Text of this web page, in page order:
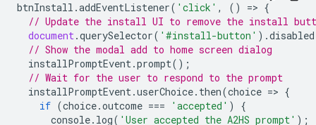
btnInstall .addEventListener( 'click' , () => {
// Update the install UI to remove the install
document.querySelector( '#install-button' ).disabled
// Show the modal add to home screen dialog
installPromptEvent.prompt();
// Wait for the user to respond to the prompt
installPromptEvent.userChoice. then(choice => {
if (choice.outcome === 'accepted' )
{
console. log( 'User accepted the A2HS prompt' );